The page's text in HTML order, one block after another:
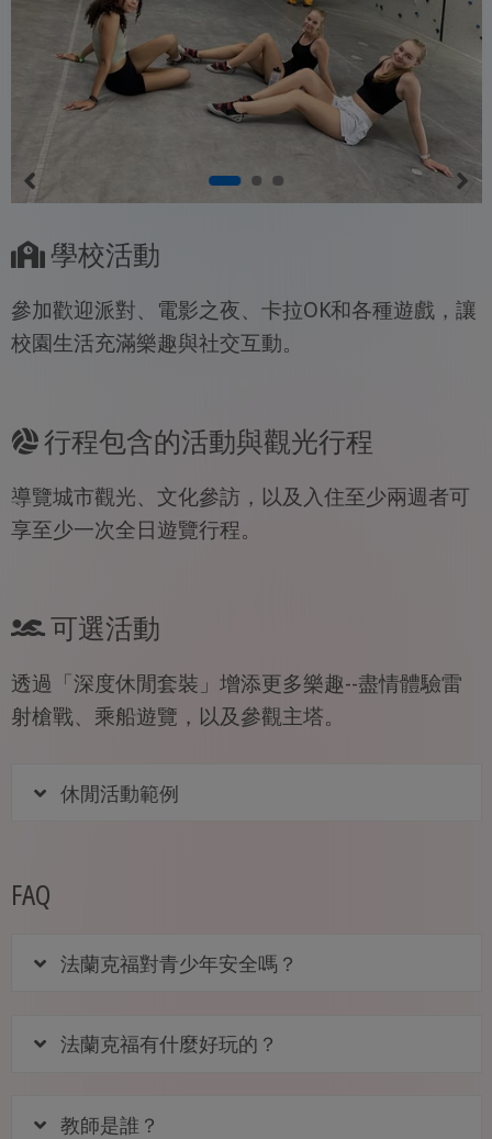
學校活動
參加歡迎派對、電影之夜、卡拉OK和各種遊戲，讓
校園生活充滿樂趣與社交互動。
行程包含的活動與觀光行程
導覽城市觀光、文化參訪，以及入住至少兩週者可
享至少一次全日遊覽行程。
可選活動
透過「深度休閒套裝」增添更多樂趣--盡情體驗雷
射槍戰、乘船遊覽，以及參觀主塔。
休閒活動範例
FAQ
法蘭克福對青少年安全嗎？
法蘭克福有什麼好玩的？
教師是誰？